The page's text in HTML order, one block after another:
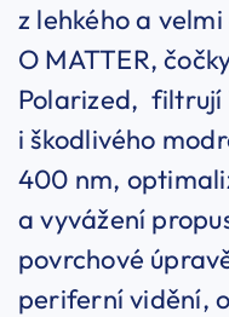
z lehkého a
O MATTER,
Polarized, filtrují
i škodlivého
400 nm,
a vyvážení
povrchové
periferní vidění,